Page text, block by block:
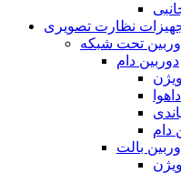
نظارت تصویری
دوربین دام
دام
بالت